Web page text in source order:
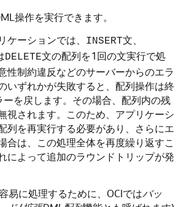
操作を実行できます。
ケーションでは、
INSERT文、
DELETE文の配列を1回の文実行で処
性制約違反などのサーバーからのエラ
いずれかが失敗すると、配列操作は終
ーを戻します。その場合、配列内の残
視されます。このため、アプリケーシ
列を再実行する必要があり、さらにエ
合は、この処理全体を再度繰り返すこ
によって追加のラウンドトリップが発
易に処理するために、OCIではバッ